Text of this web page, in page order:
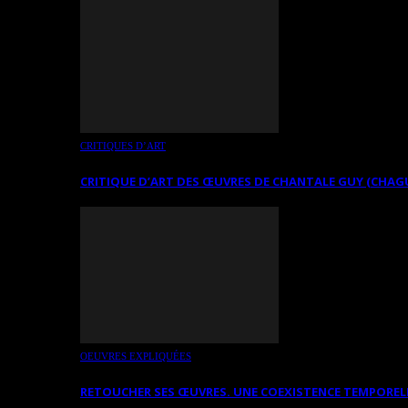
CRITIQUES D’ART
CRITIQUE D’ART DES ŒUVRES DE CHANTALE GUY
OEUVRES EXPLIQUÉES
RETOUCHER SES ŒUVRES. UNE COEXISTENCE